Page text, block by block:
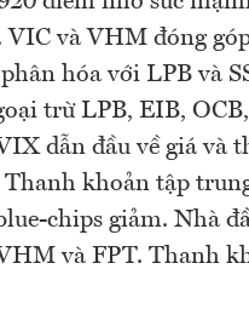
VIC và VHM đóng
hóa với LPB và
trừ LPB, EIB,
dẫn đầu về giá và
Thanh khoản tập
chips giảm. Nhà
và FPT. Thanh